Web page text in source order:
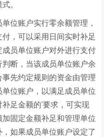
。
账户实行零余额管理，
，可以采用日间实时补足
员单位账户对外进行支付
断，当该成员单位账户余
先约定规则的资金由管理
位账户，以满足成员单位
足金额的'要求，可实现
固定金额补足和管理单位
如果成员单位账户设定了